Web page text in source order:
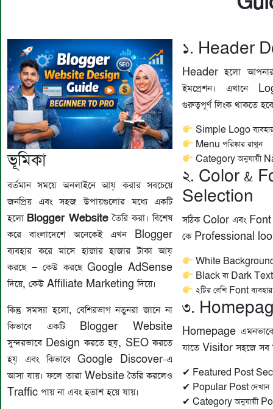
ভূমিকা
বর্তমান সময়ে অনলাইনে আয় করার সবচেয়ে
জনপ্রিয় এবং সহজ উপায়গুলোর মধ্যে একটি
হলো Blogger Website তৈরি করা। বিশেষ
করে বাংলাদেশে অনেকেই এখন Blogger
ব্যবহার করে মাসে হাজার হাজার টাকা আয়
করছে — কেউ করছে Google AdSense
দিয়ে, কেউ Affiliate Marketing দিয়ে।
কিন্তু সমস্যা হলো, বেশিরভাগ নতুনরা জানে না
কিভাবে একটি Blogger Website
সুন্দরভাবে Design করতে হয়, SEO করতে
হয় এবং কিভাবে Google Discover-এ
আসা যায়। ফলে তারা Website তৈরি করলেও
Traffic পায় না এবং হতাশ হয়ে যায়।
১. Header
Header হলো আপনার
ইমপ্রেশন। এখানে
গুরুত্বপূর্ণ লিংক থাকতে
Simple Logo
Menu পরিষ্কার রাখুন
Category অনুযায়ী
২. Color &
Selection
সঠিক Color এবং
কে Professional
White Background
Black বা Dark Text
২টির বেশি Font
৩.
Homepage
যাতে Visitor সহজে সব
✔ Featured Post
✔ Popular Post দেখান
✔ Category অনুযায়ী